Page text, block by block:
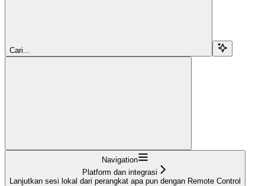
Cari...
Navigation
Platform dan integrasi
Lanjutkan sesi lokal dari perangkat apa pun dengan Remote Control